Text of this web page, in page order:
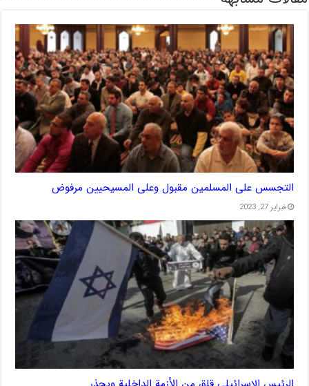
التجسس على المسلمين مقبول وعلى المسيحيين مرفوض
فبراير 27, 2023